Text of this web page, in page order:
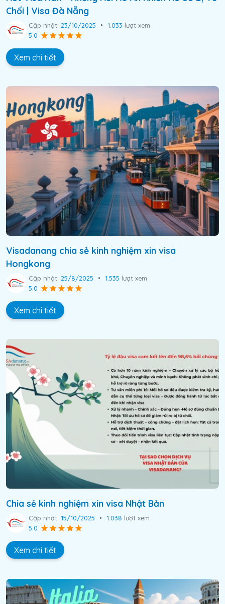
Chối | Visa Đà Nẵng
Cập nhật: 23/10/2025 • 1.033 lượt xem
5.0
Xem chi tiết
Visadanang chia sẻ kinh nghiệm xin visa
Hongkong
Cập nhật: 25/8/2025 • 1.535 lượt xem
5.0
Xem chi tiết
Chia sẻ kinh nghiệm xin visa Nhật Bản
Cập nhật: 15/10/2025 • 1.038 lượt xem
5.0
Xem chi tiết